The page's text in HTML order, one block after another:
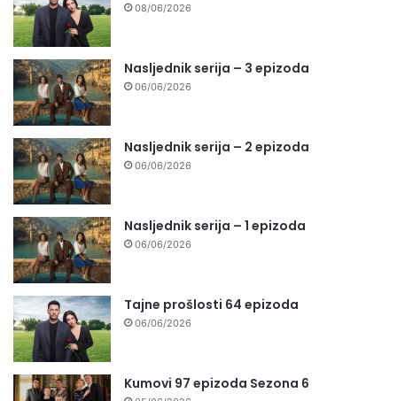
08/06/2026
Nasljednik serija – 3 epizoda
06/06/2026
Nasljednik serija – 2 epizoda
06/06/2026
Nasljednik serija – 1 epizoda
06/06/2026
Tajne prošlosti 64 epizoda
06/06/2026
Kumovi 97 epizoda Sezona 6